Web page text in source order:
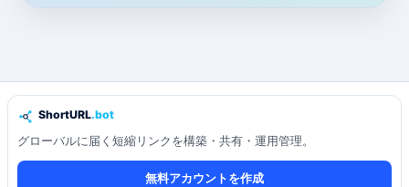
グローバルに届く短縮リンクを構築・共有・運用管理。
無料アカウントを作成